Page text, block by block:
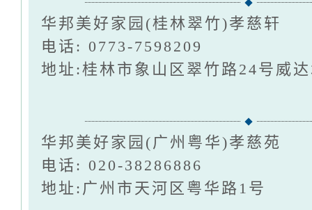
华邦美好家园(桂林翠竹)孝慈轩
电话: 0773-7598209
地址:桂林市象山区翠竹路24号威
华邦美好家园(广州粤华)孝慈苑
电话: 020-38286886
地址:广州市天河区粤华路1号